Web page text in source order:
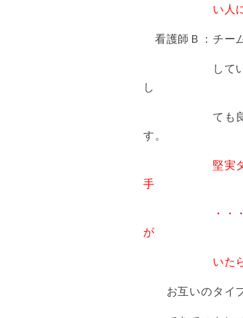
い人に
看護師Ｂ：チー
しています。
し
ても良いよう
す。
堅実
手
・・・
が
いたらな
お互いのタイプ